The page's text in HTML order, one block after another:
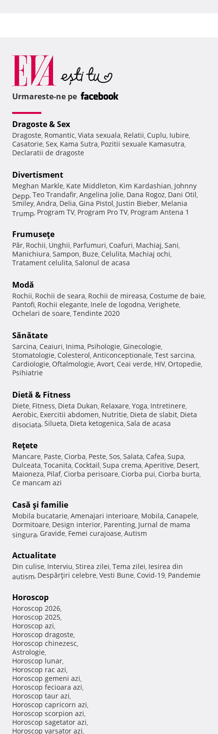
Urmareste-ne pe
Dragoste & Sex
Dragoste, Romantic, Viata sexuala, Relatii, Cuplu, Iubire,
Casatorie, Sex, Kama Sutra, Pozitii sexuale Kamasutra,
Declaratii de dragoste
Divertisment
Meghan Markle, Kate Middleton, Kim Kardashian, Johnny
Depp, Teo Trandafir, Angelina Jolie, Dana Rogoz, Dani Otil,
Smiley, Andra, Delia, Gina Pistol, Justin Bieber, Melania
Trump, Program TV, Program Pro TV, Program Antena 1
Frumuseţe
Păr, Rochii, Unghii, Parfumuri, Coafuri, Machiaj, Sani,
Manichiura, Sampon, Buze, Celulita, Machiaj ochi,
Tratament celulita, Salonul de acasa
Modă
Rochii, Rochii de seara, Rochii de mireasa, Costume de baie,
Pantofi, Rochii elegante, Inele de logodna, Verighete,
Ochelari de soare, Tendinte 2020
Sănătate
Sarcina, Ceaiuri, Inima, Psihologie, Ginecologie,
Stomatologie, Colesterol, Anticonceptionale, Test sarcina,
Cardiologie, Oftalmologie, Avort, Ceai verde, HIV, Ortopedie,
Psihiatrie
Dietă & Fitness
Diete, Fitness, Dieta Dukan, Relaxare, Yoga, Intretinere,
Aerobic, Exercitii abdomen, Nutritie, Dieta de slabit, Dieta
disociata, Silueta, Dieta ketogenica, Sala de acasa
Reţete
Mancare, Paste, Ciorba, Peste, Sos, Salata, Cafea, Supa,
Dulceata, Tocanita, Cocktail, Supa crema, Aperitive, Desert,
Maioneza, Pilaf, Ciorba perisoare, Ciorba pui, Ciorba burta,
Ce mancam azi
Casă şi familie
Mobila bucatarie, Amenajari interioare, Mobila, Canapele,
Dormitoare, Design interior, Parenting, Jurnal de mama
singura, Gravide, Femei curajoase, Autism
Actualitate
Din culise, Interviu, Stirea zilei, Tema zilei, Iesirea din
autism, Despărţiri celebre, Vesti Bune, Covid-19, Pandemie
Horoscop
Horoscop 2026,
Horoscop 2025,
Horoscop azi,
Horoscop dragoste,
Horoscop chinezesc,
Astrologie,
Horoscop lunar,
Horoscop rac azi,
Horoscop gemeni azi,
Horoscop fecioara azi,
Horoscop taur azi,
Horoscop capricorn azi,
Horoscop scorpion azi,
Horoscop sagetator azi,
Horoscop varsator azi,